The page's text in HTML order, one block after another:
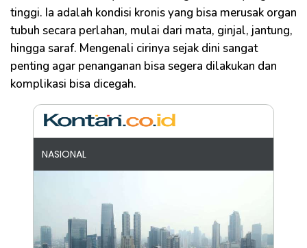
tinggi. Ia adalah kondisi kronis yang bisa merusak organ
tubuh secara perlahan, mulai dari mata, ginjal, jantung,
hingga saraf. Mengenali cirinya sejak dini sangat
penting agar penanganan bisa segera dilakukan dan
komplikasi bisa dicegah.
NASIONAL